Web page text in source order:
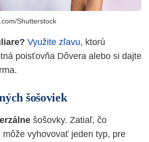
Shutterstock
Využite zľavu, ktorú
poisťovňa Dôvera alebo si dajte
šošoviek
šošovky. Zatiaľ, čo
môže vyhovovať jeden typ, pre